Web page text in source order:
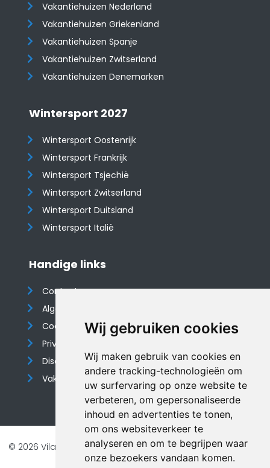
Wij gebruiken cookies
Wij maken gebruik van cookies en
andere tracking-technologieën om
uw surfervaring op onze website te
verbeteren, om gepersonaliseerde
inhoud en advertenties te tonen,
om ons websiteverkeer te
analyseren en om te begrijpen waar
onze bezoekers vandaan komen.
Vakantiehuizen Nederland
Vakantiehuizen Griekenland
Vakantiehuizen Spanje
​​​​​​​Vakantiehuizen Zwitserland
Vakantiehuizen Denemarken
Wintersport 2027
Wintersport Oostenrijk
Wintersport Frankrijk
Wintersport Tsjechië
Wintersport Zwitserland
Wintersport Duitsland
Wintersport Italië
Handige links
Contact
Algemene voorwaarden
Cookieverklaring
Privacyverklaring
Disclaimer
Vakantiehuis website
© 2026 Vilando Vakantiehuizen |Website door FalcoTravel
Veilig online betalen met